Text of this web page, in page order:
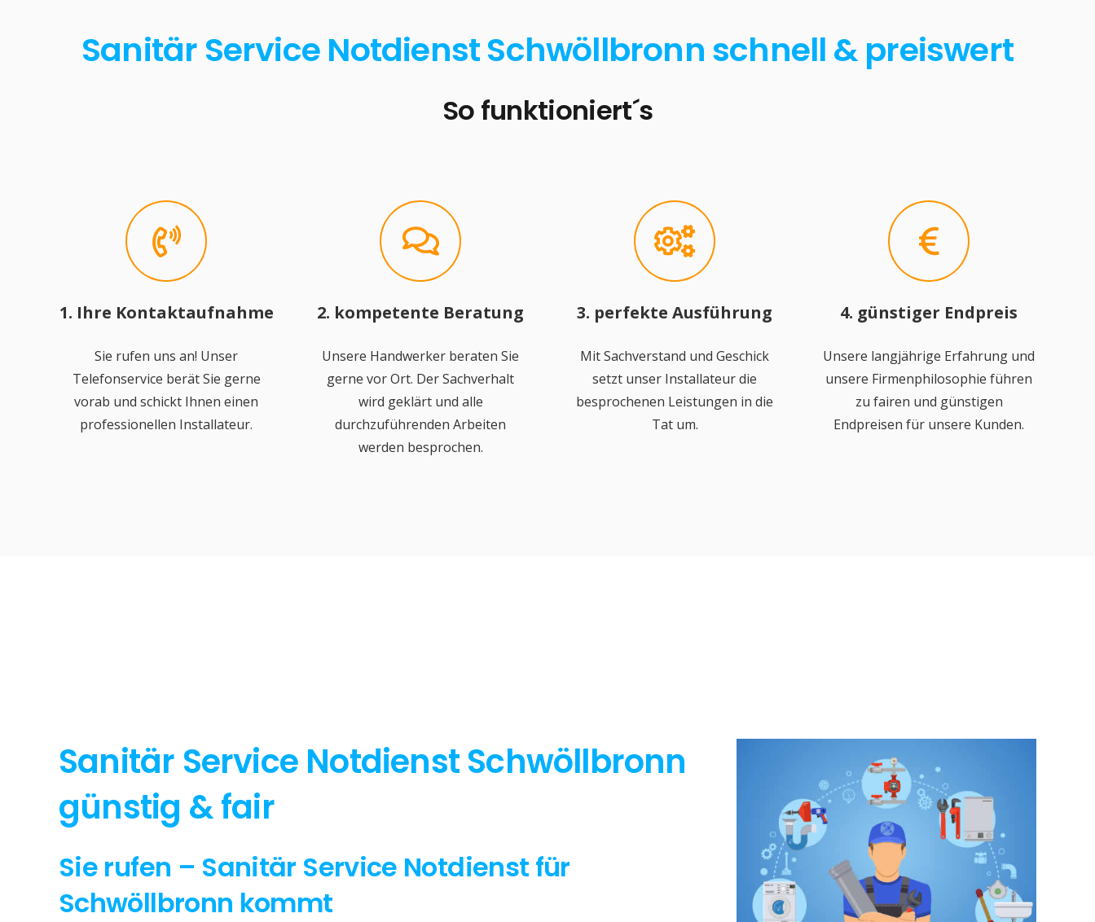
Sanitär Service Notdienst Schwöllbronn schnell & preiswert
So funktioniert´s
1. Ihre Kontaktaufnahme
Sie rufen uns an! Unser
Telefonservice berät Sie gerne
vorab und schickt Ihnen einen
professionellen Installateur.
2. kompetente Beratung
Unsere Handwerker beraten Sie
gerne vor Ort. Der Sachverhalt
wird geklärt und alle
durchzuführenden Arbeiten
werden besprochen.
3. perfekte Ausführung
Mit Sachverstand und Geschick
setzt unser Installateur die
besprochenen Leistungen in die
Tat um.
4. günstiger Endpreis
Unsere langjährige Erfahrung und
unsere Firmenphilosophie führen
zu fairen und günstigen
Endpreisen für unsere Kunden.
Sanitär Service Notdienst Schwöllbronn
günstig & fair
Sie rufen – Sanitär Service Notdienst für
Schwöllbronn kommt